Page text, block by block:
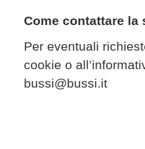
Come contattare
Per eventuali
cookie o
bussi@bussi.it